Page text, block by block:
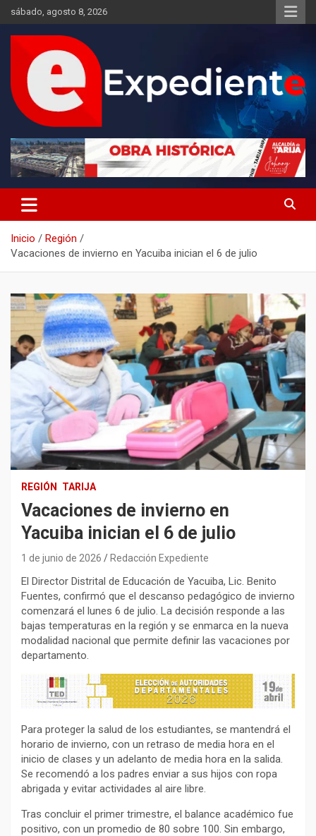
Saltar
al
contenido
sábado, agosto 8, 2026
Expediente
Inicio
Región
Vacaciones de invierno en Yacuiba inician el 6 de julio
REGIÓN TARIJA
Vacaciones de invierno en
Yacuiba inician el 6 de julio
1 de junio de 2026 Redacción Expediente
El Director Distrital de Educación de Yacuiba, Lic. Benito
Fuentes, confirmó que el descanso pedagógico de invierno
comenzará el lunes 6 de julio. La decisión responde a las
bajas temperaturas en la región y se enmarca en la nueva
modalidad nacional que permite definir las vacaciones por
departamento.
Para proteger la salud de los estudiantes, se mantendrá el
horario de invierno, con un retraso de media hora en el
inicio de clases y un adelanto de media hora en la salida.
Se recomendó a los padres enviar a sus hijos con ropa
abrigada y evitar actividades al aire libre.
Tras concluir el primer trimestre, el balance académico fue
positivo, con un promedio de 80 sobre 100. Sin embargo,